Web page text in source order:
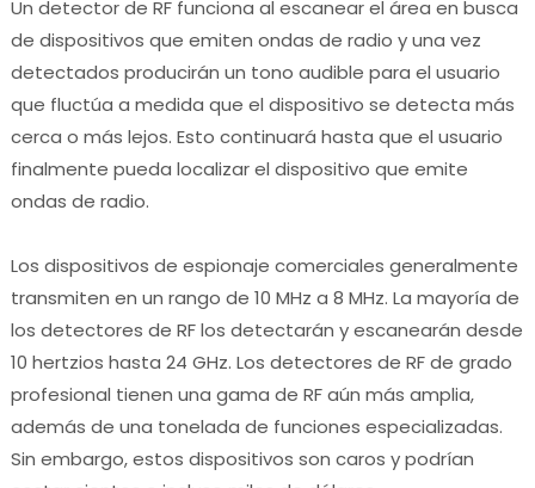
Un detector de RF funciona al escanear el área en busca
de dispositivos que emiten ondas de radio y una vez
detectados producirán un tono audible para el usuario
que fluctúa a medida que el dispositivo se detecta más
cerca o más lejos. Esto continuará hasta que el usuario
finalmente pueda localizar el dispositivo que emite
ondas de radio.
Los dispositivos de espionaje comerciales generalmente
transmiten en un rango de 10 MHz a 8 MHz. La mayoría de
los detectores de RF los detectarán y escanearán desde
10 hertzios hasta 24 GHz. Los detectores de RF de grado
profesional tienen una gama de RF aún más amplia,
además de una tonelada de funciones especializadas.
Sin embargo, estos dispositivos son caros y podrían